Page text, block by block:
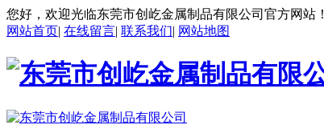
您好，欢迎光临东莞市创屹金属制品有限公司官方网站！
网站首页| 在线留言| 联系我们| 网站地图